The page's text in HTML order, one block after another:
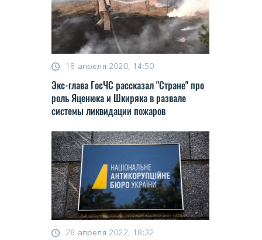
18 апреля 2020, 14:50
Экс-глава ГосЧС рассказал "Стране" про
роль Яценюка и Шкиряка в развале
системы ликвидации пожаров
28 апреля 2022, 18:32